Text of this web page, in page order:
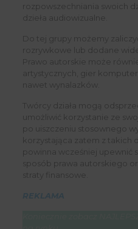
rozpowszechniania swoich
dzieła audiowizualne.
Do tej grupy możemy
rozrywkowe lub dodane
Prawo autorskie może
artystycznych, gier
nawet wynalazków.
Twórcy działa mogą
umożliwić korzystanie ze
po uiszczeniu stosownego
korzystająca zatem z takich
powinna wcześniej upewnić
sposób prawa autorskiego
straty finansowe.
REKLAMA